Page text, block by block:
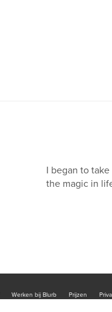
I began to
the magic in
Werken bij Blurb Prijzen